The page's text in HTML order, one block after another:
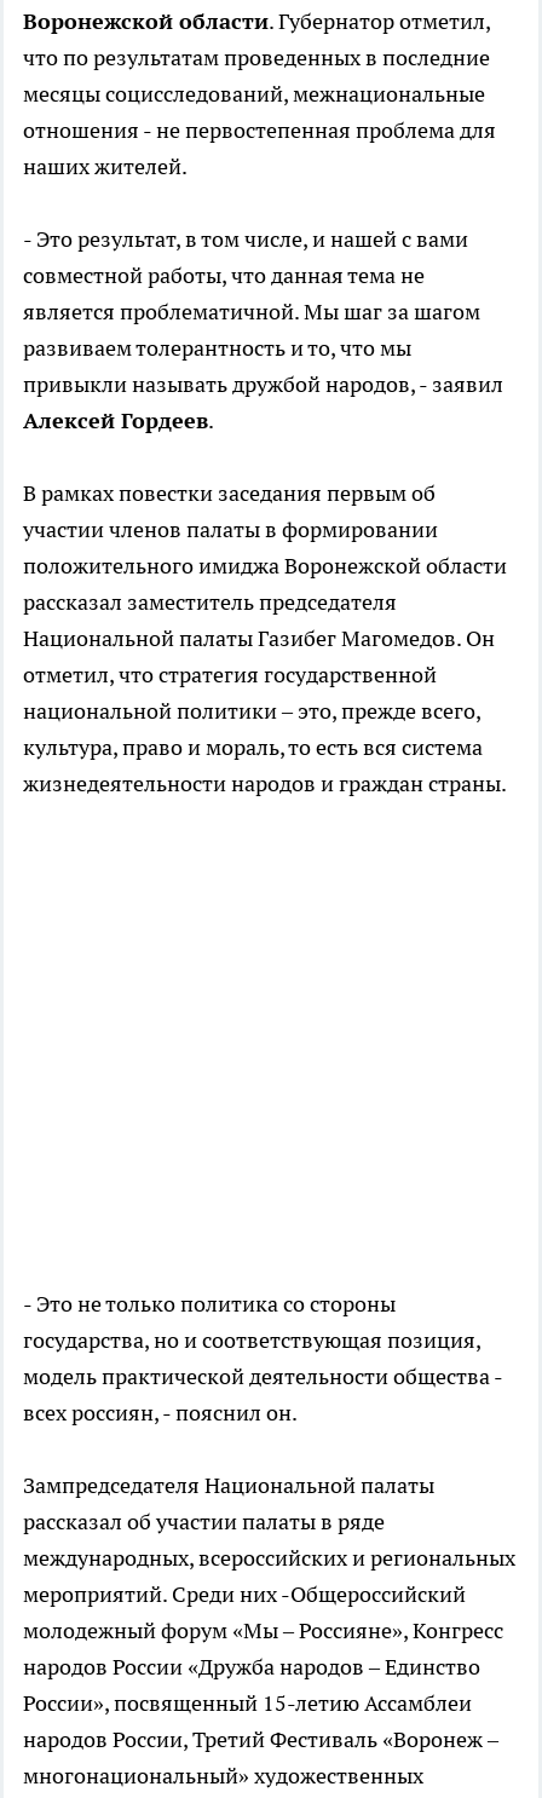
Воронежской области. Губернатор отметил,
что по результатам проведенных в последние
месяцы социсследований, межнациональные
отношения - не первостепенная проблема для
наших жителей.
- Это результат, в том числе, и нашей с вами
совместной работы, что данная тема не
является проблематичной. Мы шаг за шагом
развиваем толерантность и то, что мы
привыкли называть дружбой народов, - заявил
Алексей Гордеев.
В рамках повестки заседания первым об
участии членов палаты в формировании
положительного имиджа Воронежской области
рассказал заместитель председателя
Национальной палаты Газибег Магомедов. Он
отметил, что стратегия государственной
национальной политики – это, прежде всего,
культура, право и мораль, то есть вся система
жизнедеятельности народов и граждан страны.
- Это не только политика со стороны
государства, но и соответствующая позиция,
модель практической деятельности общества -
всех россиян, - пояснил он.
Зампредседателя Национальной палаты
рассказал об участии палаты в ряде
международных, всероссийских и региональных
мероприятий. Среди них -Общероссийский
молодежный форум «Мы – Россияне», Конгресс
народов России «Дружба народов – Единство
России», посвященный 15-летию Ассамблеи
народов России, Третий Фестиваль «Воронеж –
многонациональный» художественных